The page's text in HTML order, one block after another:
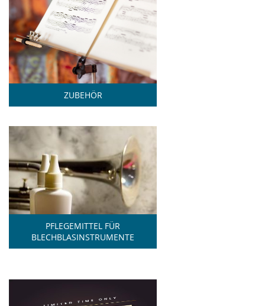
ZUBEHÖR
PFLEGEMITTEL FÜR
BLECHBLASINSTRUMENTE